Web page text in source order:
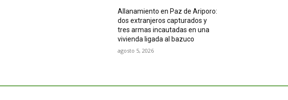
Allanamiento en Paz de Ariporo:
dos extranjeros capturados y
tres armas incautadas en una
vivienda ligada al bazuco
agosto 5, 2026